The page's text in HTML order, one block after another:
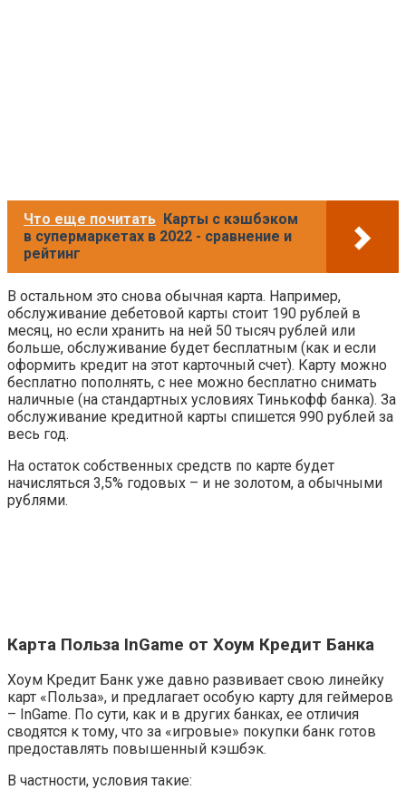
Что еще почитать Карты с кэшбэком
в супермаркетах в 2022 - сравнение и
рейтинг
В остальном это снова обычная карта. Например,
обслуживание дебетовой карты стоит 190 рублей в
месяц, но если хранить на ней 50 тысяч рублей или
больше, обслуживание будет бесплатным (как и если
оформить кредит на этот карточный счет). Карту можно
бесплатно пополнять, с нее можно бесплатно снимать
наличные (на стандартных условиях Тинькофф банка). За
обслуживание кредитной карты спишется 990 рублей за
весь год.
На остаток собственных средств по карте будет
начисляться 3,5% годовых – и не золотом, а обычными
рублями.
Карта Польза InGame от Хоум Кредит Банка
Хоум Кредит Банк уже давно развивает свою линейку
карт «Польза», и предлагает особую карту для геймеров
– InGame. По сути, как и в других банках, ее отличия
сводятся к тому, что за «игровые» покупки банк готов
предоставлять повышенный кэшбэк.
В частности, условия такие: